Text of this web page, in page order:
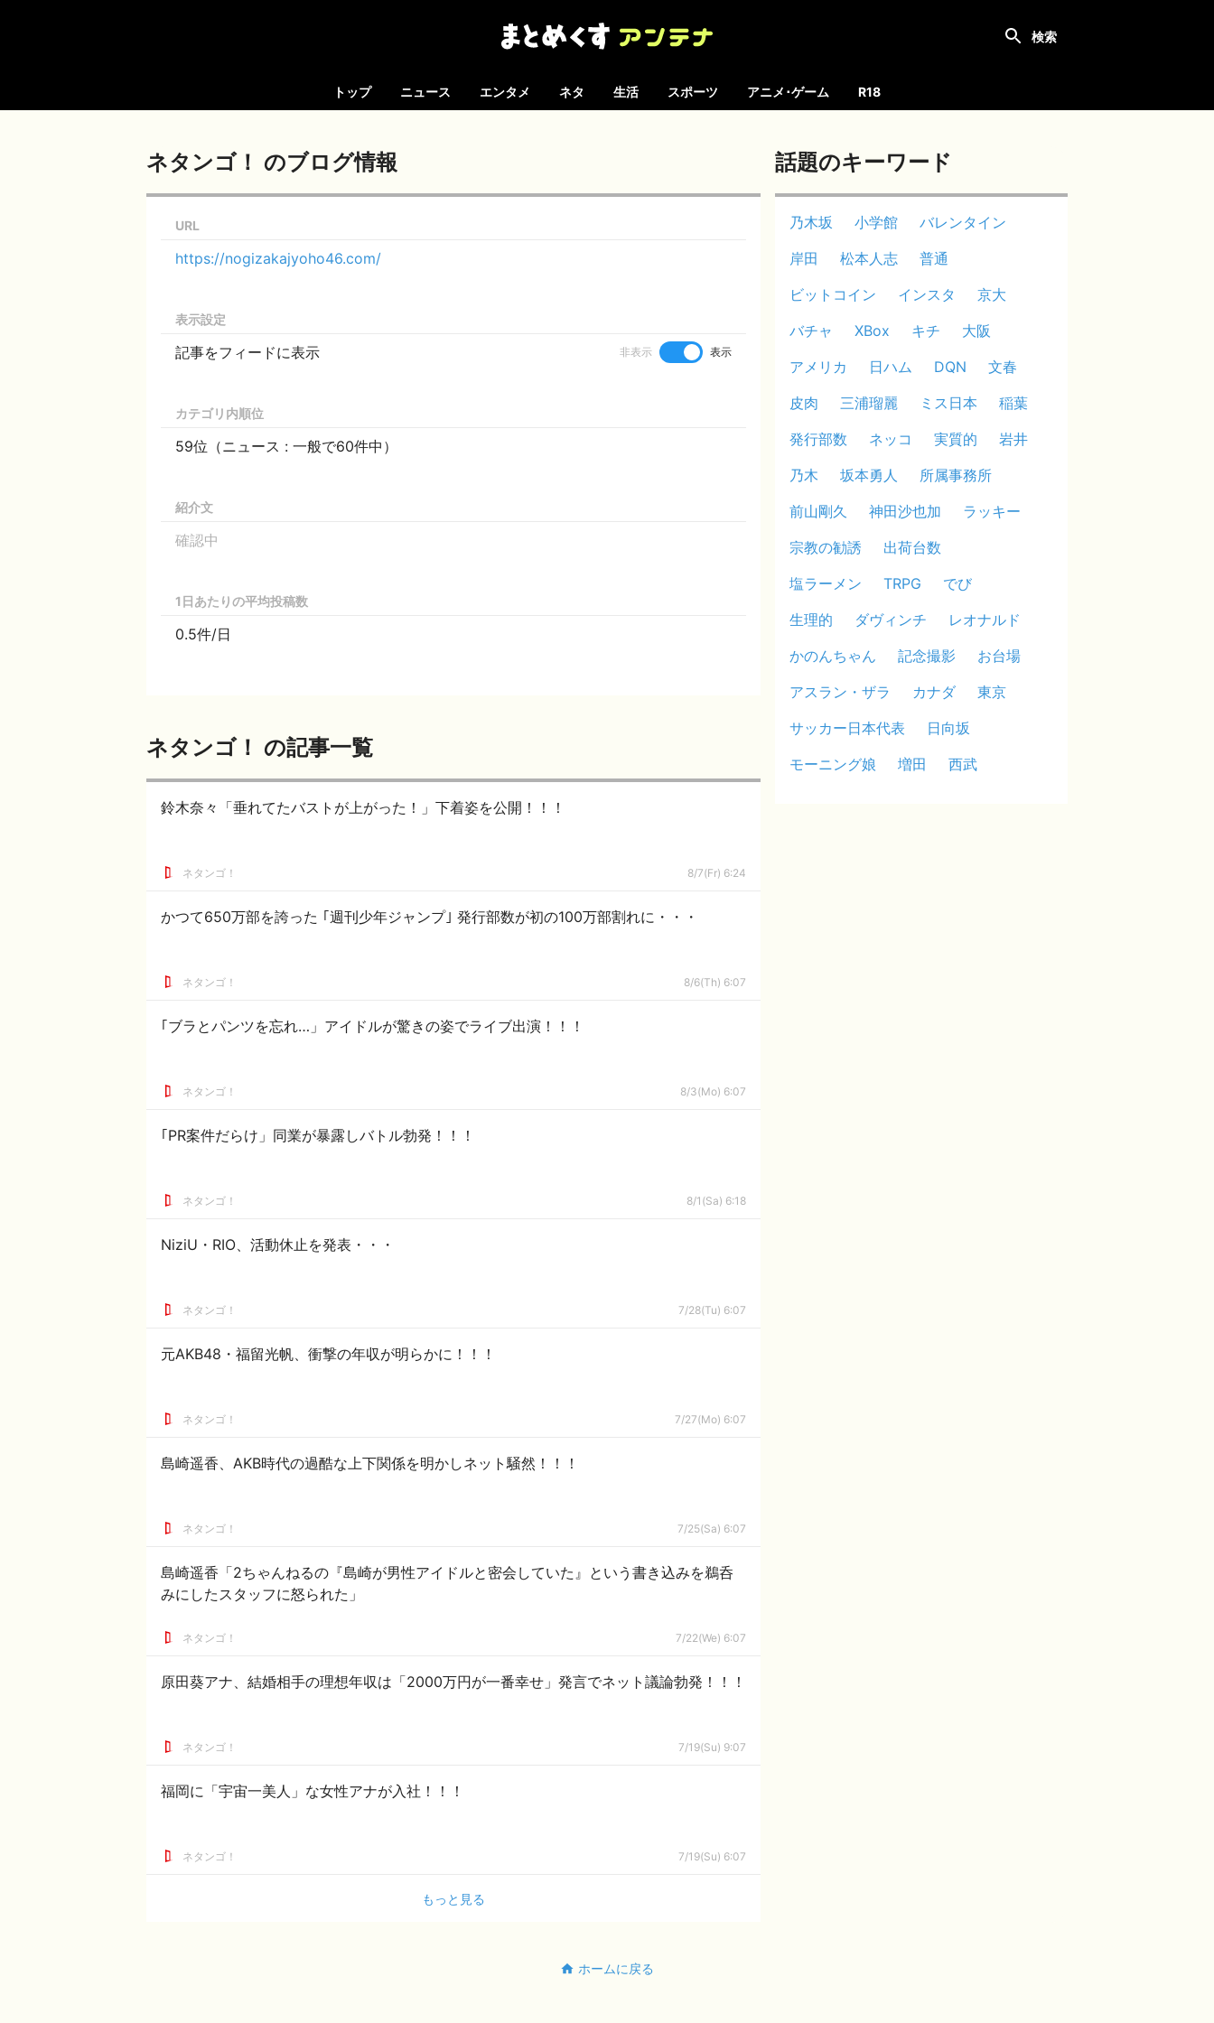
トップ ニュース エンタメ ネタ 生活 スポーツ アニメ･ゲーム R18
ネタンゴ！ のブログ情報
URL
https://nogizakajyoho46.com/
表示設定
記事をフィードに表示 非表示 表示
カテゴリ内順位
59位（ニュース : 一般で60件中）
紹介文
確認中
1日あたりの平均投稿数
0.5件/日
ネタンゴ！ の記事一覧
鈴木奈々「垂れてたバストが上がった！」下着姿を公開！！！
ネタンゴ！ 8/7(Fr) 6:24
かつて650万部を誇った ｢週刊少年ジャンプ｣ 発行部数が初の100万部割れに・・・
ネタンゴ！ 8/6(Th) 6:07
｢ブラとパンツを忘れ…」アイドルが驚きの姿でライブ出演！！！
ネタンゴ！ 8/3(Mo) 6:07
｢PR案件だらけ」同業が暴露しバトル勃発！！！
ネタンゴ！ 8/1(Sa) 6:18
NiziU・RIO、活動休止を発表・・・
ネタンゴ！ 7/28(Tu) 6:07
元AKB48・福留光帆、衝撃の年収が明らかに！！！
ネタンゴ！ 7/27(Mo) 6:07
島崎遥香、AKB時代の過酷な上下関係を明かしネット騒然！！！
ネタンゴ！ 7/25(Sa) 6:07
島崎遥香「2ちゃんねるの『島崎が男性アイドルと密会していた』という書き込みを鵜呑
みにしたスタッフに怒られた」
ネタンゴ！ 7/22(We) 6:07
原田葵アナ、結婚相手の理想年収は「2000万円が一番幸せ」発言でネット議論勃発！！！
ネタンゴ！ 7/19(Su) 9:07
福岡に「宇宙一美人」な女性アナが入社！！！
ネタンゴ！ 7/19(Su) 6:07
もっと見る
話題のキーワード
乃木坂 小学館
バレンタイン
岸田
松本人志
普通
ビットコイン
インスタ
京大
バチャ
XBox キチ
大阪
アメリカ
日ハム DQN
文春
皮肉
三浦瑠麗 ミス日本
稲葉
発行部数
ネッコ 実質的
岩井
乃木
坂本勇人
所属事務所
前山剛久
神田沙也加
ラッキー
宗教の勧誘
出荷台数
塩ラーメン
TRPG
でび
生理的
ダヴィンチ
レオナルド
かのんちゃん
記念撮影
お台場
アスラン・ザラ
カナダ
東京
サッカー日本代表
日向坂
モーニング娘
増田 西武
ホームに戻る